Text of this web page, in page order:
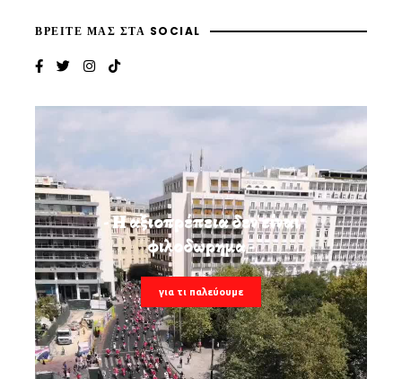
ΒΡΕΊΤΕ ΜΑΣ ΣΤΑ SOCIAL
- Η αξιοπρέπεια δεν είναι
φιλοδωρημα -
για τι παλεύουμε